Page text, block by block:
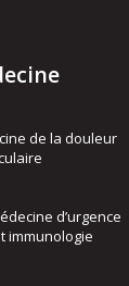
de la douleur
d’urgence
immunologie